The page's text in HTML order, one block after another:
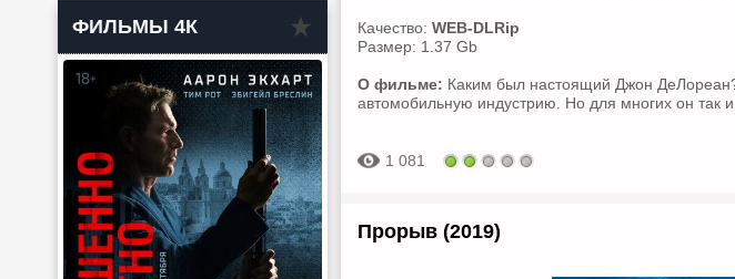
ФИЛЬМЫ 4К Качество: WEB-DLRip
Размер: 1.37 Gb
О фильме: Каким был настоящий Джон
автомобильную индустрию. Но для многих он так
1 081
Прорыв (2019)